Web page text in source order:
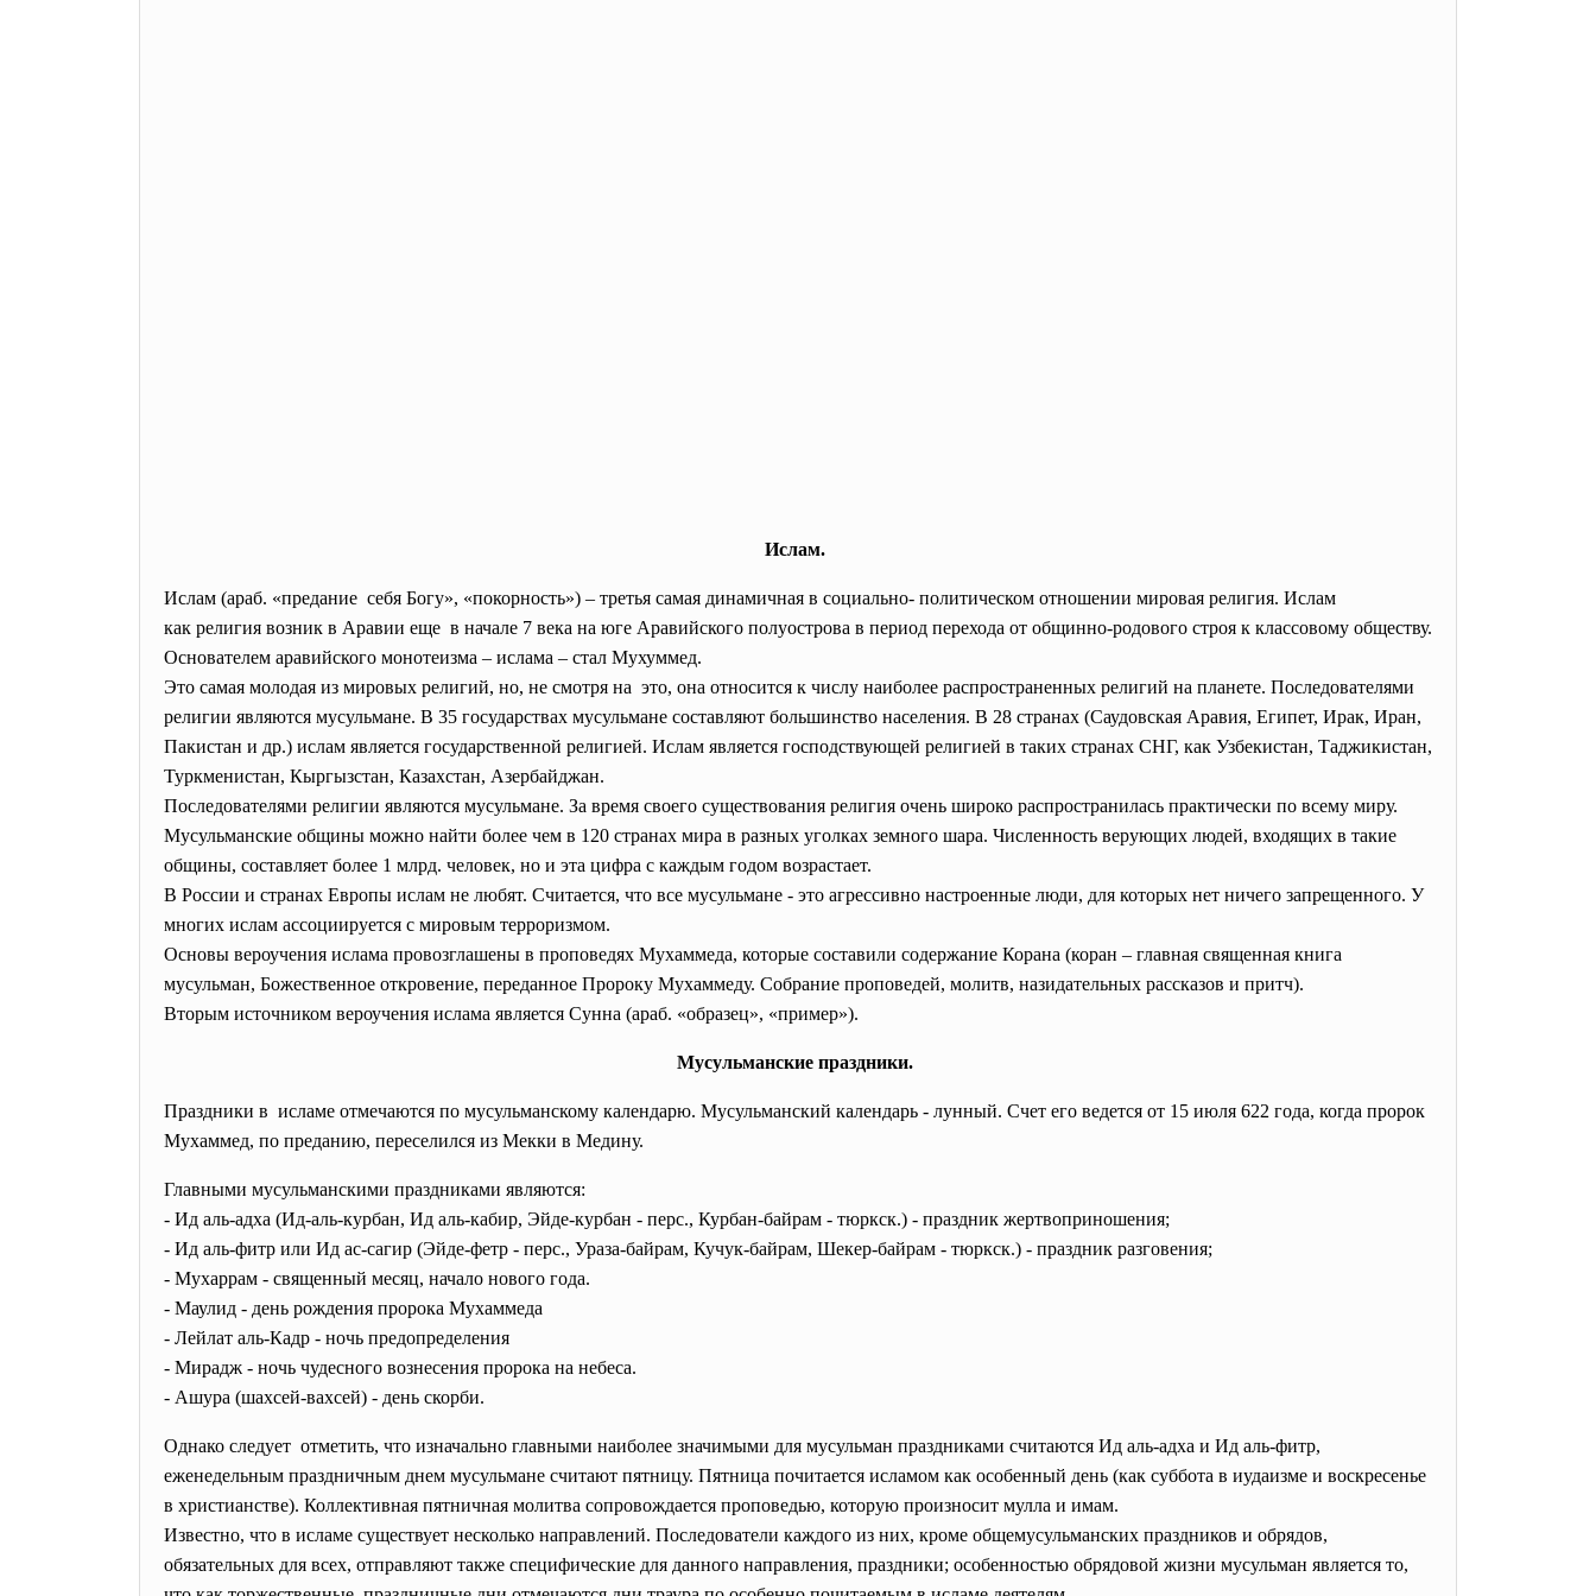
Ислам.
Ислам (араб. «предание себя Богу», «покорность») – третья самая динамичная в социально- политическом отношении мировая религия. Ислам
как религия возник в Аравии еще в начале 7 века на юге Аравийского полуострова в период перехода от общинно-родового строя к классовому обществу.
Основателем аравийского монотеизма – ислама – стал Мухуммед.
Это самая молодая из мировых религий, но, не смотря на это, она относится к числу наиболее распространенных религий на планете. Последователями
религии являются мусульмане. В 35 государствах мусульмане составляют большинство населения. В 28 странах (Саудовская Аравия, Египет, Ирак, Иран,
Пакистан и др.) ислам является государственной религией. Ислам является господствующей религией в таких странах СНГ, как Узбекистан, Таджикистан,
Туркменистан, Кыргызстан, Казахстан, Азербайджан.
Последователями религии являются мусульмане. За время своего существования религия очень широко распространилась практически по всему миру.
Мусульманские общины можно найти более чем в 120 странах мира в разных уголках земного шара. Численность верующих людей, входящих в такие
общины, составляет более 1 млрд. человек, но и эта цифра с каждым годом возрастает.
В России и странах Европы ислам не любят. Считается, что все мусульмане - это агрессивно настроенные люди, для которых нет ничего запрещенного. У
многих ислам ассоциируется с мировым терроризмом.
Основы вероучения ислама провозглашены в проповедях Мухаммеда, которые составили содержание Корана (коран – главная священная книга
мусульман, Божественное откровение, переданное Пророку Мухаммеду. Собрание проповедей, молитв, назидательных рассказов и притч).
Вторым источником вероучения ислама является Сунна (араб. «образец», «пример»).
Мусульманские праздники.
Праздники в исламе отмечаются по мусульманскому календарю. Мусульманский календарь - лунный. Счет его ведется от 15 июля 622 года, когда пророк
Мухаммед, по преданию, переселился из Мекки в Медину.
Главными мусульманскими праздниками являются:
- Ид аль-адха (Ид-аль-курбан, Ид аль-кабир, Эйде-курбан - перс., Курбан-байрам - тюркск.) - праздник жертвоприношения;
- Ид аль-фитр или Ид ас-сагир (Эйде-фетр - перс., Ураза-байрам, Кучук-байрам, Шекер-байрам - тюркск.) - праздник разговения;
- Мухаррам - священный месяц, начало нового года.
- Маулид - день рождения пророка Мухаммеда
- Лейлат аль-Кадр - ночь предопределения
- Мирадж - ночь чудесного вознесения пророка на небеса.
- Ашура (шахсей-вахсей) - день скорби.
Однако следует отметить, что изначально главными наиболее значимыми для мусульман праздниками считаются Ид аль-адха и Ид аль-фитр,
еженедельным праздничным днем мусульмане считают пятницу. Пятница почитается исламом как особенный день (как суббота в иудаизме и воскресенье
в христианстве). Коллективная пятничная молитва сопровождается проповедью, которую произносит мулла и имам.
Известно, что в исламе существует несколько направлений. Последователи каждого из них, кроме общемусульманских праздников и обрядов,
обязательных для всех, отправляют также специфические для данного направления, праздники; особенностью обрядовой жизни мусульман является то,